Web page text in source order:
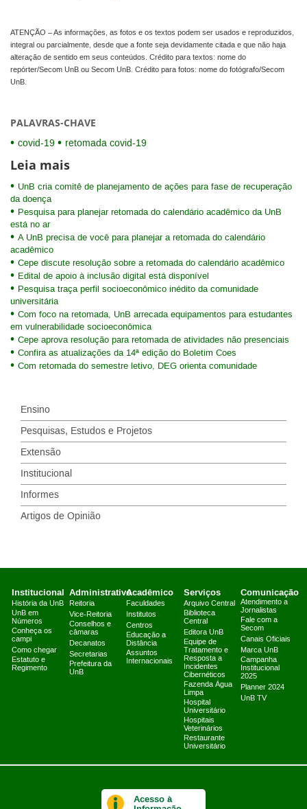
ATENÇÃO – As informações, as fotos e os textos podem ser usados e reproduzidos,
integral ou parcialmente, desde que a fonte seja devidamente citada e que não haja
alteração de sentido em seus conteúdos. Crédito para textos: nome do
repórter/Secom UnB ou Secom UnB. Crédito para fotos: nome do fotógrafo/Secom
UnB.
PALAVRAS-CHAVE
covid-19 retomada covid-19
Leia mais
UnB cria comitê de planejamento de ações para fase de recuperação
da doença
Pesquisa para planejar retomada do calendário acadêmico da UnB
está no ar
A UnB precisa de você para planejar a retomada do calendário
acadêmico
Cepe discute resolução sobre a retomada do calendário acadêmico
Edital de apoio à inclusão digital está disponível
Pesquisa traça perfil socioeconômico inédito da comunidade
universitária
Com foco na retomada, UnB arrecada equipamentos para estudantes
em vulnerabilidade socioeconômica
Cepe aprova resolução para retomada de atividades não presenciais
Confira as atualizações da 14ª edição do Boletim Coes
Com retomada do semestre letivo, DEG orienta comunidade
Ensino
Pesquisas, Estudos e Projetos
Extensão
Institucional
Informes
Artigos de Opinião
Institucional
História da UnB
UnB em
Números
Conheça os
campi
Como chegar
Estatuto e
Regimento
Administrativo
Reitoria
Vice-Reitoria
Conselhos e
câmaras
Decanatos
Secretarias
Prefeitura da
UnB
Acadêmico
Faculdades
Institutos
Centros
Educação a
Distância
Assuntos
Internacionais
Serviços
Arquivo Central
Biblioteca
Central
Editora UnB
Equipe de
Tratamento e
Resposta a
Incidentes
Cibernéticos
Fazenda Água
Limpa
Hospital
Universitário
Hospitais
Veterinários
Restaurante
Universitário
Comunicação
Atendimento a
Jornalistas
Fale com a
Secom
Canais Oficiais
Marca UnB
Campanha
Institucional
2025
Planner 2024
UnB TV
Acesso à